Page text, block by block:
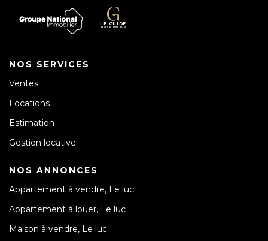
NOS SERVICES
Ventes
Locations
Estimation
Gestion locative
NOS ANNONCES
Appartement à vendre, Le luc
Appartement à louer, Le luc
Maison à vendre, Le luc